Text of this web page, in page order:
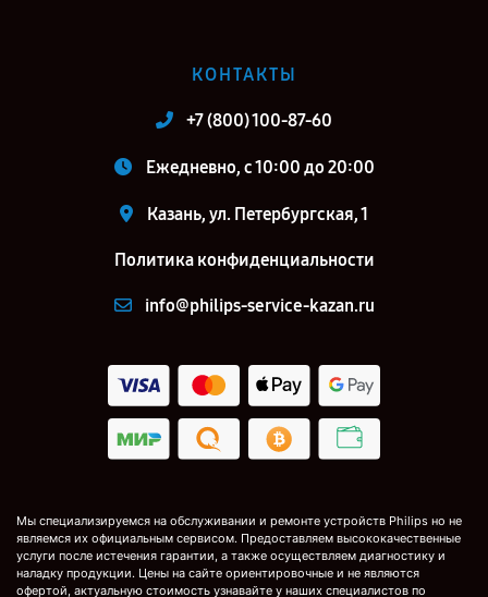
КОНТАКТЫ
+7 (800) 100-87-60
Ежедневно, с 10:00 до 20:00
Казань, ул. Петербургская, 1
Политика конфиденциальности
info@philips-service-kazan.ru
Мы специализируемся на обслуживании и ремонте устройств Philips но не
являемся их официальным сервисом. Предоставляем высококачественные
услуги после истечения гарантии, а также осуществляем диагностику и
наладку продукции. Цены на сайте ориентировочные и не являются
офертой, актуальную стоимость узнавайте у наших специалистов по